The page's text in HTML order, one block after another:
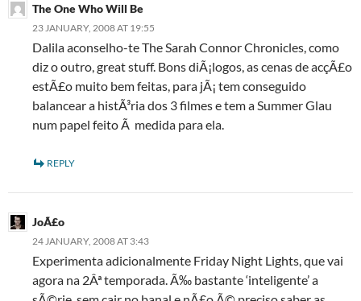
The One Who Will Be
23 JANUARY, 2008 AT 19:55
Dalila aconselho-te The Sarah Connor Chronicles, como
diz o outro, great stuff. Bons diÃ¡logos, as cenas de acçÃ£o
estÃ£o muito bem feitas, para jÃ¡ tem conseguido
balancear a histÃ³ria dos 3 filmes e tem a Summer Glau
num papel feito Ã medida para ela.
REPLY
JoÃ£o
24 JANUARY, 2008 AT 3:43
Experimenta adicionalmente Friday Night Lights, que vai
agora na 2Âª temporada. Ã‰ bastante ‘inteligente’ a